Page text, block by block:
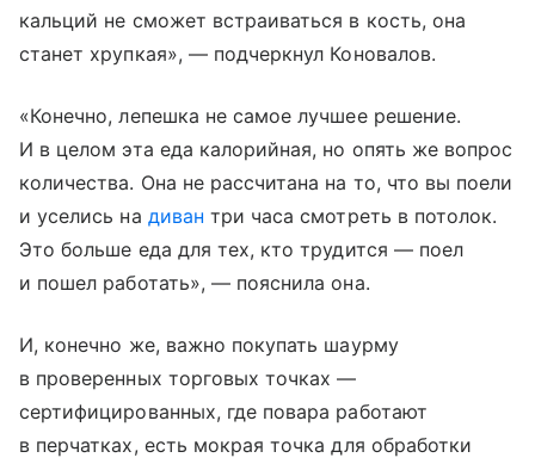
кальций не сможет встраиваться в кость, она
станет хрупкая», — подчеркнул Коновалов.
«Конечно, лепешка не самое лучшее решение.
И в целом эта еда калорийная, но опять же вопрос
количества. Она не рассчитана на то, что вы поели
и уселись на диван три часа смотреть в потолок.
Это больше еда для тех, кто трудится — поел
и пошел работать», — пояснила она.
И, конечно же, важно покупать шаурму
в проверенных торговых точках —
сертифицированных, где повара работают
в перчатках, есть мокрая точка для обработки